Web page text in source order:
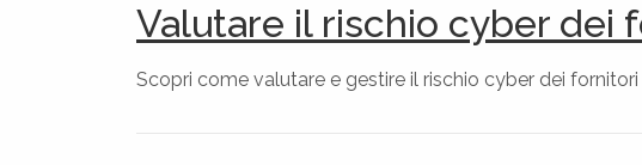
Valutare il rischio cyber dei
Scopri come valutare e gestire il rischio cyber dei